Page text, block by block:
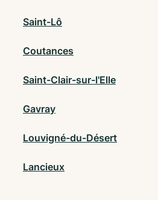
Saint-Lô
Coutances
Saint-Clair-sur-l'Elle
Gavray
Louvigné-du-Désert
Lancieux